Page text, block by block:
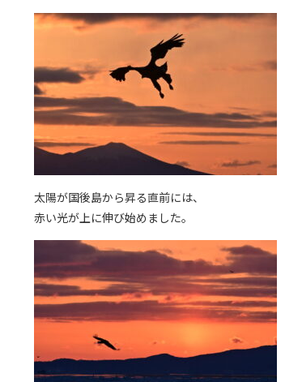
太陽が国後島から昇る直前には、
赤い光が上に伸び始めました。